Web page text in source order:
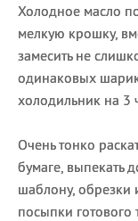
Холодное масло
мелкую крошку,
замесить не
одинаковых
холодильник на 3
Очень тонко
бумаге, выпекать
шаблону, обрезки
посыпки готового